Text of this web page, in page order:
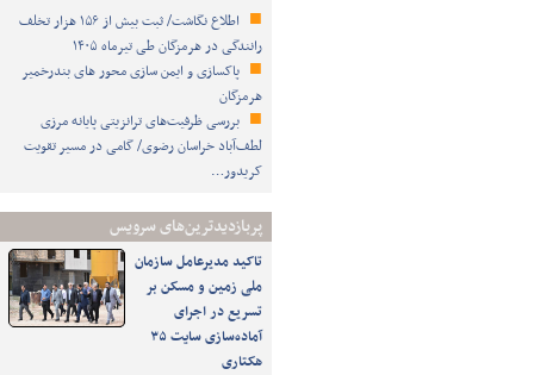
اطلاع نگاشت/ ثبت بیش از ۱۵۶ هزار تخلف
رانندگی در هرمزگان طی تیرماه ۱۴۰۵
پاکسازی و ایمن سازی محور های بندرخمیر
هرمزگان
بررسی ظرفیت‌های ترانزیتی پایانه مرزی
لطف‌آباد خراسان رضوی/ گامی در مسیر تقویت
کریدور…
پربازدیدترین‌های سرویس
تاکید مدیرعامل سازمان
ملی زمین و مسکن بر
تسریع در اجرای
آماده‌سازی سایت ۳۵
هکتاری